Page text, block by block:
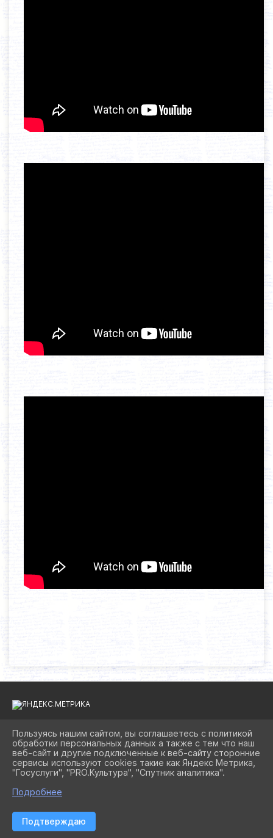
2026 Г. BIBLIOAST.RU
ВХОД
КАРТА САЙТА
ПОЛИТИКА ОБРАБОТКИ ПЕРСОНАЛЬНЫХ ДАННЫХ
СДЕЛАНО НА KUBCMS
Пользуясь нашим сайтом, вы соглашаетесь с политикой
обработки персональных данных а также с тем что наш
веб-сайт и другие подключенные к веб-сайту сторонние
сервисы используют cookies такие как Яндекс Метрика,
"Госуслуги", "PRO.Культура", "Спутник аналитика".
Подробнее
Подтверждаю